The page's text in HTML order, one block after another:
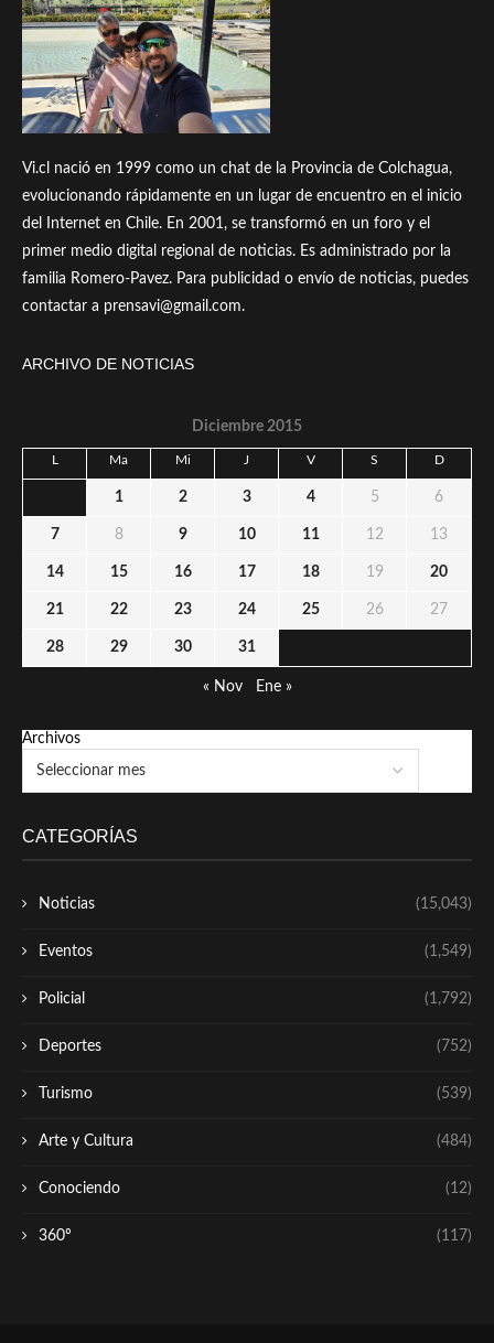
Vi.cl nació en 1999 como un chat de la Provincia de Colchagua,
evolucionando rápidamente en un lugar de encuentro en el inicio
del Internet en Chile. En 2001, se transformó en un foro y el
primer medio digital regional de noticias. Es administrado por la
familia Romero-Pavez. Para publicidad o envío de noticias, puedes
contactar a prensavi@gmail.com.
ARCHIVO DE NOTICIAS
Diciembre 2015
L Ma Mi J V S D
1 2 3 4 5 6
7 8 9 10 11 12 13
14 15 16 17 18 19 20
21 22 23 24 25 26 27
28 29 30 31
« Nov Ene »
Archivos
CATEGORÍAS
Noticias (15,043)
Eventos (1,549)
Policial (1,792)
Deportes (752)
Turismo (539)
Arte y Cultura (484)
Conociendo (12)
360º (117)